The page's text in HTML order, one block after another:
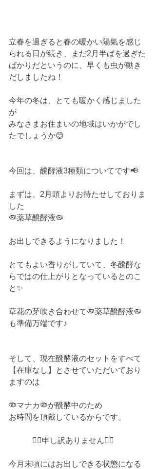
立春を過ぎると春の暖かい陽氣を感じ
られる日が続き、まだ2月半ばを過ぎた
ばかりだというのに、早くも虫が動き
だしましたね！
今年の冬は、とても暖かく感じました
が
みなさまお住まいの地域はいかがでし
たでしょうか😊
今回は、醗酵液3種類についてです📢
まずは、2月頭よりお待たせしておりま
した
🦠薬草醗酵液🦠
お出しできるようになりました！
とてもよい香りがしていて、冬醗酵な
らではの仕上がりとなっているとのこ
と✨
草花の芽吹き合わせて🦠薬草醗酵液🦠
も準備万端です♪
そして、現在醗酵液のセットをすべて
【在庫なし】とさせていただいており
ますのは
🦠マナカ🦠が醗酵中のため
お時間を頂戴しているからです。
🙇‍♀️申し訳ありません🙇‍♀️
今月末頃にはお出しできる状態になる